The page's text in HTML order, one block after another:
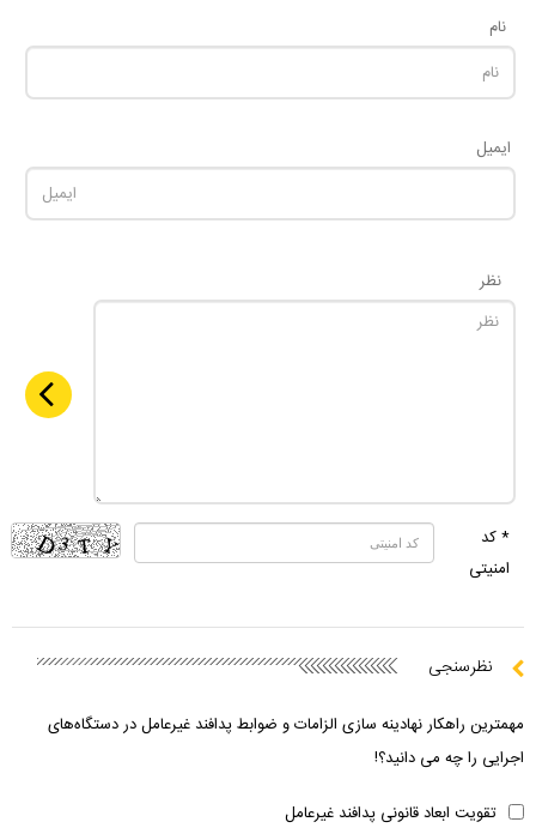
نام
ایمیل
نظر
* کد
امنیتی
نظرسنجی
مهمترین راهکار نهادینه سازی الزامات و ضوابط پدافند غیرعامل در دستگاه‌های
اجرایی را چه می دانید؟!
تقویت ابعاد قانونی پدافند غیرعامل